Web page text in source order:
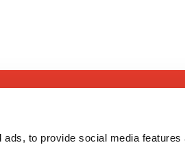
to provide social media features